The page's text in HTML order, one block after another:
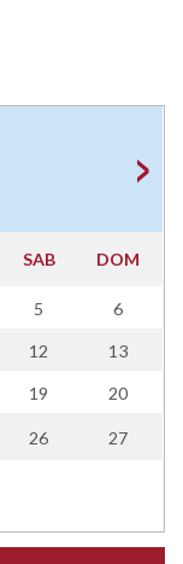
SAB DOM
5 6
12 13
19 20
26 27